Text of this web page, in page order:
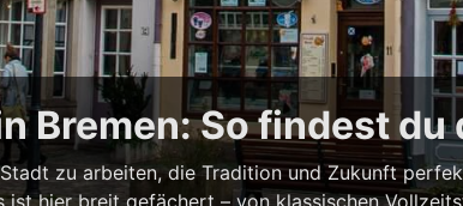
Bremen: So findest
zu arbeiten, die Tradition und Zukunft